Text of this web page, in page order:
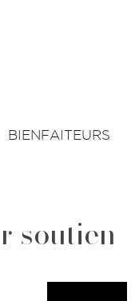
BIENFAITEURS
soutien